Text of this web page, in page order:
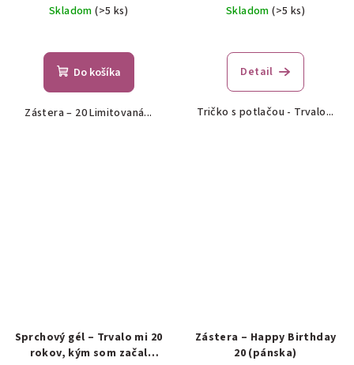
Skladom(>5 ks)
Do košíka
Zástera – 20 Limitovaná...
Skladom(>5 ks)
Detail
Tričko s potlačou - Trvalo...
Sprchový gél – Trvalo mi 20
rokov, kým som začal
Zástera – Happy Birthday
20 (pánska)